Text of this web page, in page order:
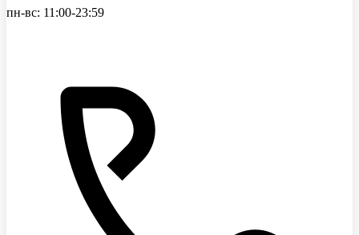
пн-вс: 11:00-23:59